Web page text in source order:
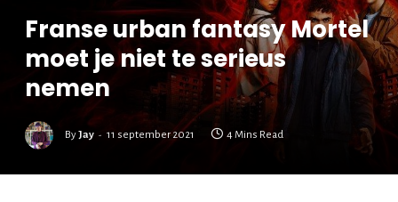
Franse urban fantasy Mortel
moet je niet te serieus
nemen
ByJay 11 september 2021 4 Mins Read